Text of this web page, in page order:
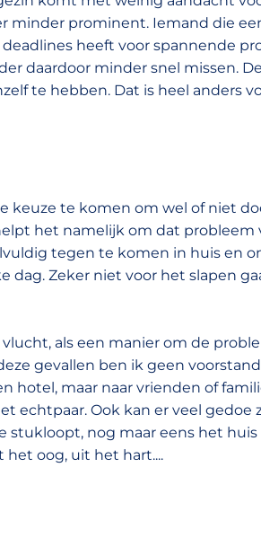
minder prominent. Iemand die
heeft voor spannende
daardoor minder snel missen.
te hebben. Dat is heel anders
keuze te komen om wel of niet
het namelijk om dat probleem
tegen te komen in huis en
Zeker niet voor het slapen
als een manier om de
gevallen ben ik geen
hotel, maar naar vrienden of
echtpaar. Ook kan er veel gedoe
stukloopt, nog maar eens het huis
oog, uit het hart....